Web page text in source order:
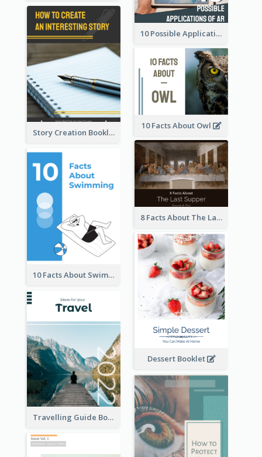
10 Possible Applications Of Augmented Reality (AR)
Story Creation Booklet
10 Facts About Owl
8 Facts About The Last Supper Of Leonardo da Vinci
10 Facts About Swimming
Dessert Booklet
Travelling Guide Booklet